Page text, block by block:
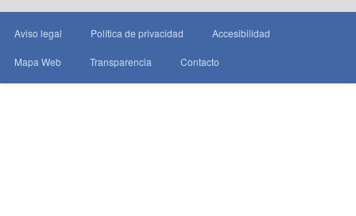
Aviso legal Política de privacidad Accesibilidad
Mapa Web Transparencia Contacto